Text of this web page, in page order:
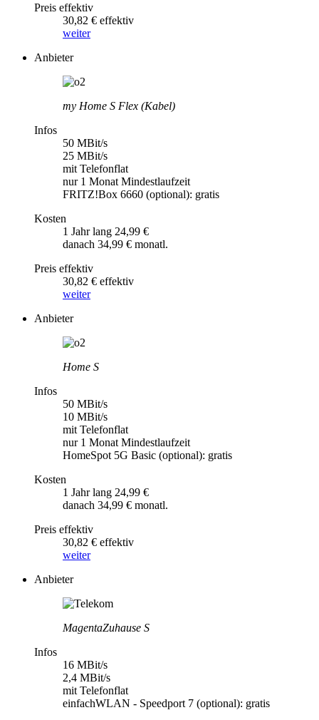
Preis effektiv
30,82 € effektiv
weiter
Anbieter
my Home S Flex (Kabel)
Infos
50 MBit/s
25 MBit/s
mit Telefonflat
nur 1 Monat Mindestlaufzeit
FRITZ!Box 6660 (optional): gratis
Kosten
1 Jahr lang 24,99 €
danach 34,99 € monatl.
Preis effektiv
30,82 € effektiv
weiter
Anbieter
Home S
Infos
50 MBit/s
10 MBit/s
mit Telefonflat
nur 1 Monat Mindestlaufzeit
HomeSpot 5G Basic (optional): gratis
Kosten
1 Jahr lang 24,99 €
danach 34,99 € monatl.
Preis effektiv
30,82 € effektiv
weiter
Anbieter
MagentaZuhause S
Infos
16 MBit/s
2,4 MBit/s
mit Telefonflat
einfachWLAN - Speedport 7 (optional): gratis